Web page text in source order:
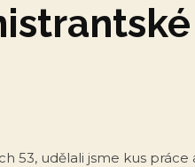
53, udělali jsme kus práce